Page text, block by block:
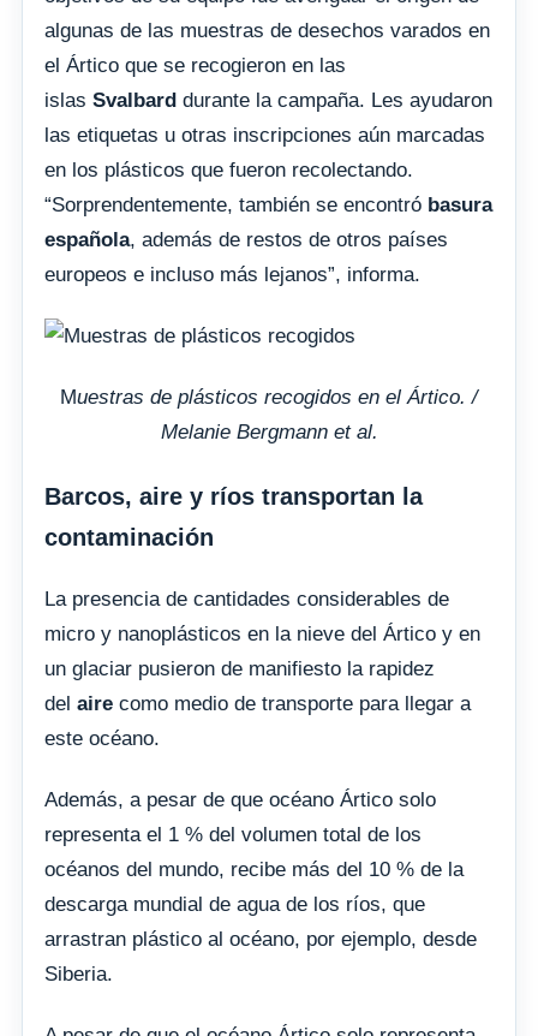
algunas de las muestras de desechos varados en
el Ártico que se recogieron en las
islas Svalbard durante la campaña. Les ayudaron
las etiquetas u otras inscripciones aún marcadas
en los plásticos que fueron recolectando.
“Sorprendentemente, también se encontró basura
española, además de restos de otros países
europeos e incluso más lejanos”, informa.
Muestras de plásticos recogidos en el Ártico. /
Melanie Bergmann et al.
Barcos, aire y ríos transportan la
contaminación
La presencia de cantidades considerables de
micro y nanoplásticos en la nieve del Ártico y en
un glaciar pusieron de manifiesto la rapidez
del aire como medio de transporte para llegar a
este océano.
Además, a pesar de que océano Ártico solo
representa el 1 % del volumen total de los
océanos del mundo, recibe más del 10 % de la
descarga mundial de agua de los ríos, que
arrastran plástico al océano, por ejemplo, desde
Siberia.